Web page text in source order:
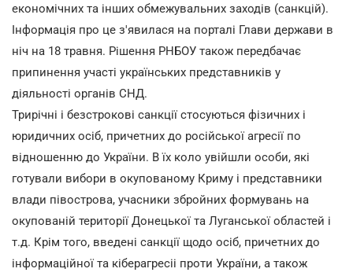
економічних та інших обмежувальних заходів (санкцій).
Інформація про це з'явилася на порталі Глави держави в
ніч на 18 травня. Рішення РНБОУ також передбачає
припинення участі українських представників у
діяльності органів СНД.
Трирічні і безстрокові санкції стосуються фізичних і
юридичних осіб, причетних до російської агресії по
відношенню до України. В їх коло увійшли особи, які
готували вибори в окупованому Криму і представники
влади півострова, учасники збройних формувань на
окупованій території Донецької та Луганської областей і
т.д. Крім того, введені санкції щодо осіб, причетних до
інформаційної та кіберагресіі проти України, а також